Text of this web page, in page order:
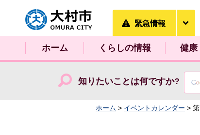
大村市
緊急情報
ホーム くらしの情報 健康
知りたいことは何ですか?
ホーム > イベントカレンダー >